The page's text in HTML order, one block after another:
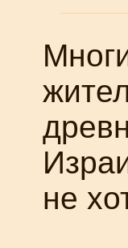
не